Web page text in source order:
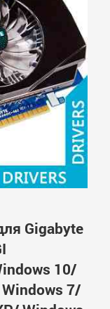
Gigabyte
10/
7/